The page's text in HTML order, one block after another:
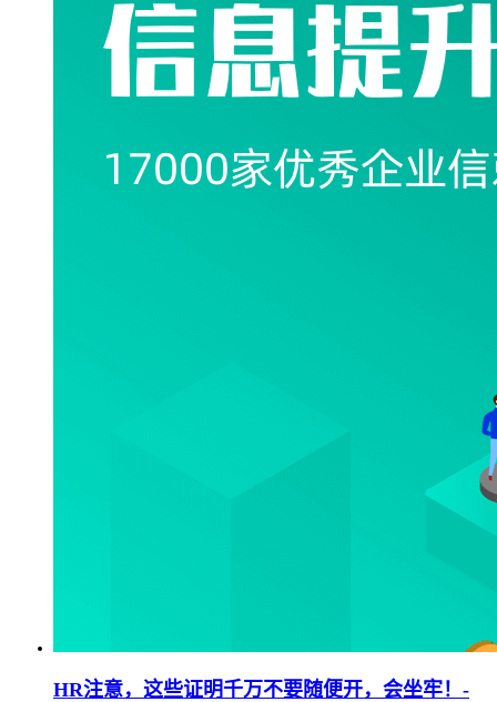
HR注意，这些证明千万不要随便开，会坐牢！-